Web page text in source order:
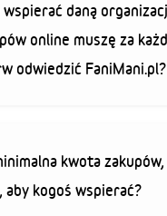
daną
online muszę za
odwiedzić FaniMani.pl?
kwota
aby kogoś wspierać?